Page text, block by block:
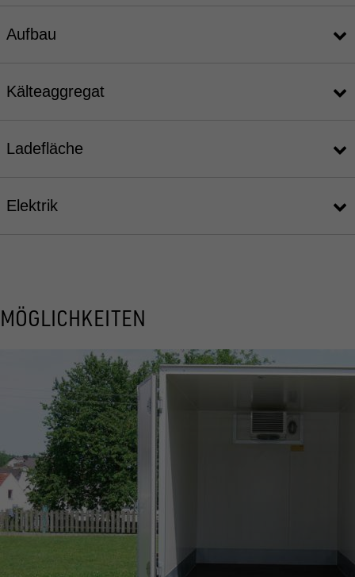
Aufbau
Kälteaggregat
Ladefläche
Elektrik
MÖGLICHKEITEN